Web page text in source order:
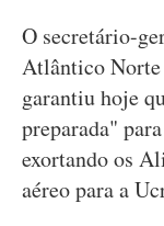
O secretário-
Atlântico Norte
garantiu hoje
preparada"
exortando os
aéreo para a